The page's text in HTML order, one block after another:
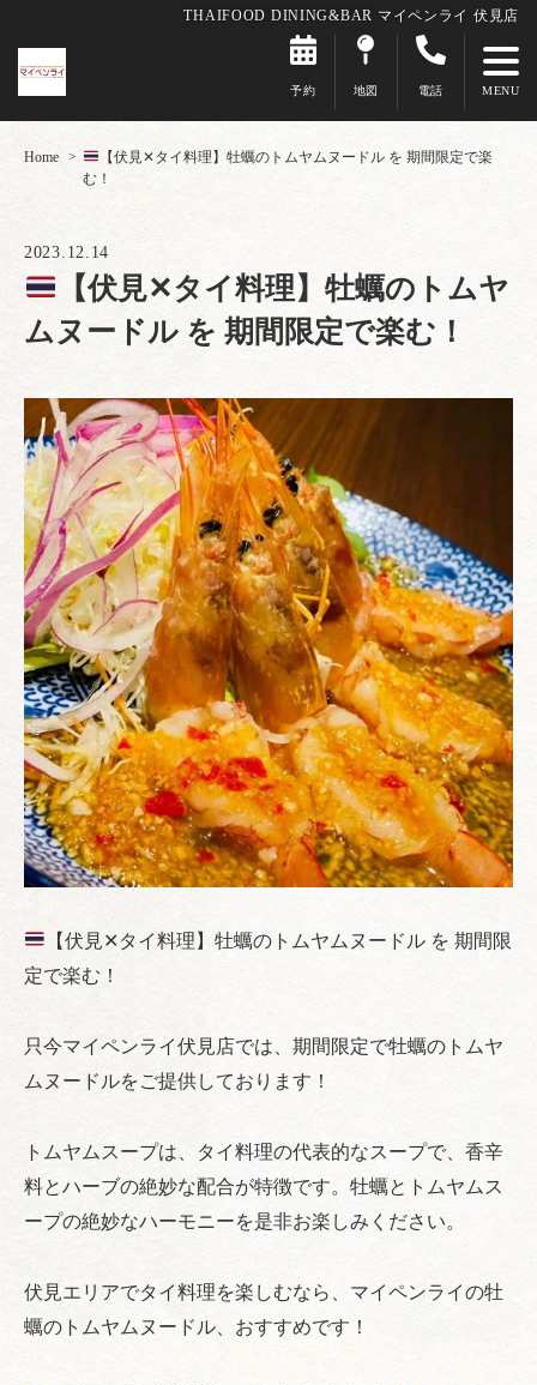
THAIFOOD DINING&BAR マイペンライ 伏見店
予約 地図 電話
Home
【伏見✕タイ料理】牡蠣のトムヤムヌードル を 期間限定で楽
む！
2023.12.14
【伏見✕タイ料理】牡蠣のトムヤ
ムヌードル を 期間限定で楽む！
【伏見✕タイ料理】牡蠣のトムヤムヌードル を 期間限
定で楽む！
只今マイペンライ伏見店では、期間限定で牡蠣のトムヤ
ムヌードルをご提供しております！
トムヤムスープは、タイ料理の代表的なスープで、香辛
料とハーブの絶妙な配合が特徴です。牡蠣とトムヤムス
ープの絶妙なハーモニーを是非お楽しみください。
伏見エリアでタイ料理を楽しむなら、マイペンライの牡
蠣のトムヤムヌードル、おすすめです！